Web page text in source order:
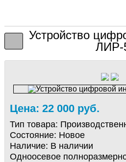
Устройство
ЛИР-
Цена: 22 000 руб.
Тип товара:
Состояние: Новое
Наличие: В наличии
Одноосевое